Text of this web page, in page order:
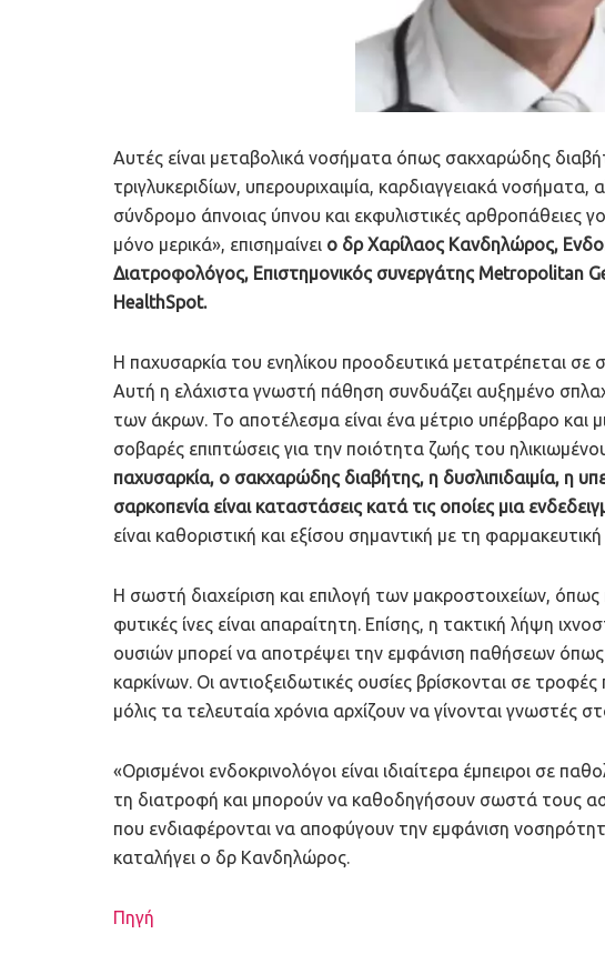
Αυτές είναι μεταβολικά νοσήματα όπως σακχαρώδης
τριγλυκεριδίων, υπερουριχαιμία, καρδιαγγειακά
σύνδρομο άπνοιας ύπνου και εκφυλιστικές αρθροπάθειες
μόνο μερικά», επισημαίνει ο δρ Χαρίλαος Κανδηλώρος,
Διατροφολόγος, Επιστημονικός συνεργάτης Metropolitan
HealthSpot.
Η παχυσαρκία του ενηλίκου προοδευτικά μετατρέπεται σε
Αυτή η ελάχιστα γνωστή πάθηση συνδυάζει αυξημένο
των άκρων. Το αποτέλεσμα είναι ένα μέτριο υπέρβαρο
σοβαρές επιπτώσεις για την ποιότητα ζωής του
παχυσαρκία, ο σακχαρώδης διαβήτης, η δυσλιπιδαιμία, η
σαρκοπενία είναι καταστάσεις κατά τις οποίες μια
είναι καθοριστική και εξίσου σημαντική με τη
Η σωστή διαχείριση και επιλογή των μακροστοιχείων, όπως
φυτικές ίνες είναι απαραίτητη. Επίσης, η τακτική λήψη
ουσιών μπορεί να αποτρέψει την εμφάνιση παθήσεων
καρκίνων. Οι αντιοξειδωτικές ουσίες βρίσκονται σε
μόλις τα τελευταία χρόνια αρχίζουν να γίνονται γνωστές
«Ορισμένοι ενδοκρινολόγοι είναι ιδιαίτερα έμπειροι σε
τη διατροφή και μπορούν να καθοδηγήσουν σωστά τους
που ενδιαφέρονται να αποφύγουν την εμφάνιση
καταλήγει ο δρ Κανδηλώρος.
Πηγή